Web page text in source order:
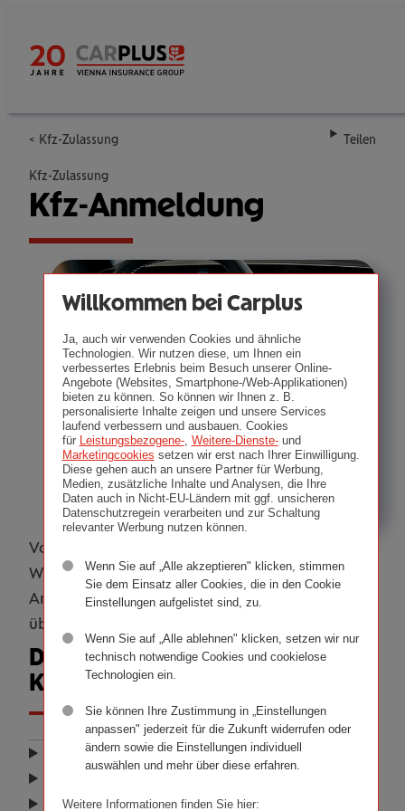
Kfz-Zulassung Teilen
Kfz-Zulassung
Kfz-Anmel­dung
Von notwendigen Unterlagen bis hin zum
Wunschkennzeichen: Alle wichtigen Infos zur
Anmeldung Ihres Fahrzeugs finden Sie hier
übersichtlich zusammengefasst.
Die 5 wichtigsten Infos zu Ihrer
Kfz-Anmeldung
Check­liste
Zulas­sungs­schein | Papier oder Scheck­karte
Willkommen bei Carplus
Ja, auch wir verwenden Cookies und ähnliche
Technologien. Wir nutzen diese, um Ihnen ein
verbessertes Erlebnis beim Besuch unserer Online-
Angebote (Websites, Smartphone-/Web-Applikationen)
bieten zu können. So können wir Ihnen z. B.
personalisierte Inhalte zeigen und unsere Services
laufend verbessern und ausbauen. Cookies
für Leistungsbezogene-, Weitere-Dienste-und
Marketingcookies setzen wir erst nach Ihrer Einwilligung.
Diese gehen auch an unsere Partner für Werbung,
Medien, zusätzliche Inhalte und Analysen, die Ihre
Daten auch in Nicht-EU-Ländern mit ggf. unsicheren
Datenschutzregein verarbeiten und zur Schaltung
relevanter Werbung nutzen können.
Wenn Sie auf „Alle akzeptieren" klicken, stimmen
Sie dem Einsatz aller Cookies, die in den Cookie
Einstellungen aufgelistet sind, zu.
Wenn Sie auf „Alle ablehnen" klicken, setzen wir nur
technisch notwendige Cookies und cookielose
Technologien ein.
Sie können Ihre Zustimmung in „Einstellungen
anpassen" jederzeit für die Zukunft widerrufen oder
ändern sowie die Einstellungen individuell
auswählen und mehr über diese erfahren.
Weitere Informationen finden Sie hier: